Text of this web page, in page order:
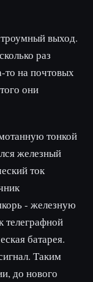
выход.
раз
то на почтовых
они
тонкой
железный
ток
- железную
телеграфной
батарея.
Таким
до нового